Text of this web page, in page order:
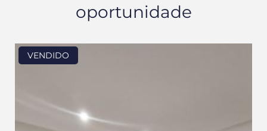
oportunidade
VENDIDO